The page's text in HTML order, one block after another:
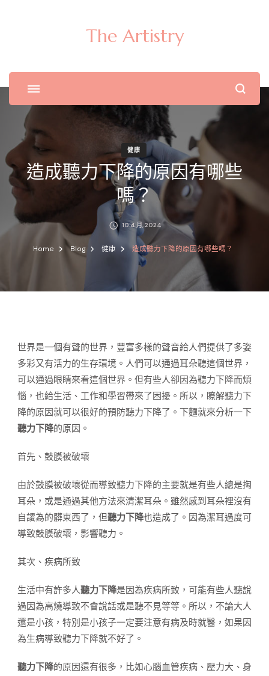
The Artistry
健康
造成聽力下降的原因有哪些
嗎？
10 4 月, 2024
Home Blog 健康 造成聽力下降的原因有哪些嗎？
世界是一個有聲的世界，豐富多樣的聲音給人們提供了多姿
多彩又有活力的生存環境。人們可以通過耳朵聽這個世界，
可以通過眼睛來看這個世界。但有些人卻因為聽力下降而煩
惱，也給生活、工作和學習帶來了困擾。所以，瞭解聽力下
降的原因就可以很好的預防聽力下降了。下麵就來分析一下
聽力下降的原因。
首先、鼓膜被破壞
由於鼓膜被破壞從而導致聽力下降的主要就是有些人總是掏
耳朵，或是通過其他方法來清潔耳朵。雖然感到耳朵裡沒有
自謖為的髒東西了，但聽力下降也造成了。因為潔耳過度可
導致鼓膜破壞，影響聽力。
其次、疾病所致
生活中有許多人聽力下降是因為疾病所致，可能有些人聽說
過因為高燒導致不會說話或是聽不見等等。所以，不論大人
還是小孩，特別是小孩子一定要注意有病及時就醫，如果因
為生病導致聽力下降就不好了。
聽力下降的原因還有很多，比如心腦血管疾病、壓力大、身